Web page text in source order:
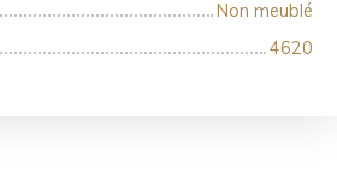
Non meublé
4620